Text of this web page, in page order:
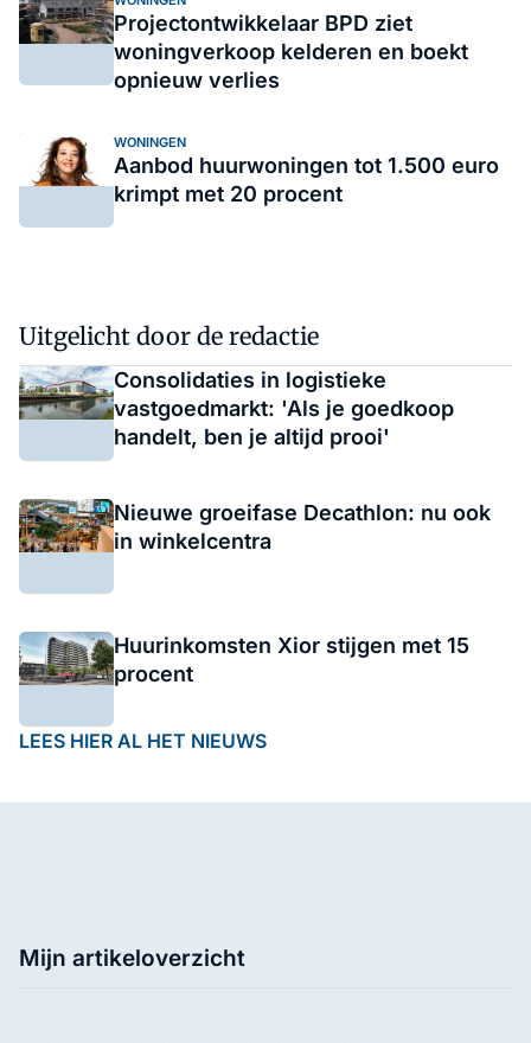
Projectontwikkelaar BPD ziet
woningverkoop kelderen en boekt
opnieuw verlies
WONINGEN
Aanbod huurwoningen tot 1.500 euro
krimpt met 20 procent
Uitgelicht door de redactie
Consolidaties in logistieke
vastgoedmarkt: 'Als je goedkoop
handelt, ben je altijd prooi'
Nieuwe groeifase Decathlon: nu ook
in winkelcentra
Huurinkomsten Xior stijgen met 15
procent
LEES HIER AL HET NIEUWS
Mijn artikeloverzicht